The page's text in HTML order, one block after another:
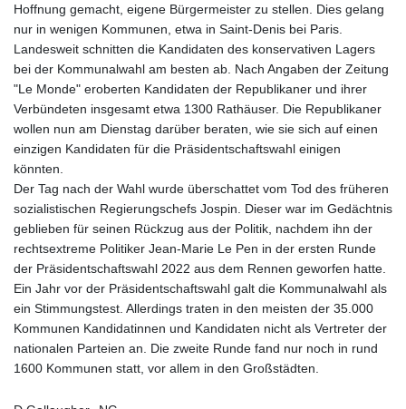
Hoffnung gemacht, eigene Bürgermeister zu stellen. Dies gelang
nur in wenigen Kommunen, etwa in Saint-Denis bei Paris.
Landesweit schnitten die Kandidaten des konservativen Lagers
bei der Kommunalwahl am besten ab. Nach Angaben der Zeitung
"Le Monde" eroberten Kandidaten der Republikaner und ihrer
Verbündeten insgesamt etwa 1300 Rathäuser. Die Republikaner
wollen nun am Dienstag darüber beraten, wie sie sich auf einen
einzigen Kandidaten für die Präsidentschaftswahl einigen
könnten.
Der Tag nach der Wahl wurde überschattet vom Tod des früheren
sozialistischen Regierungschefs Jospin. Dieser war im Gedächtnis
geblieben für seinen Rückzug aus der Politik, nachdem ihn der
rechtsextreme Politiker Jean-Marie Le Pen in der ersten Runde
der Präsidentschaftswahl 2022 aus dem Rennen geworfen hatte.
Ein Jahr vor der Präsidentschaftswahl galt die Kommunalwahl als
ein Stimmungstest. Allerdings traten in den meisten der 35.000
Kommunen Kandidatinnen und Kandidaten nicht als Vertreter der
nationalen Parteien an. Die zweite Runde fand nur noch in rund
1600 Kommunen statt, vor allem in den Großstädten.